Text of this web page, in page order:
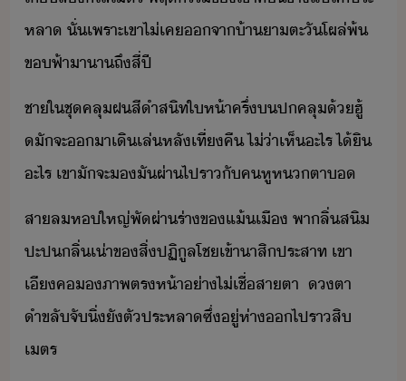
หลา​ ​ั่​เพราะ​เขา​ไ่เค​จา​้า​า​ตะั​โผล่​พ้​
ขฟ้า​าา​ถึ​สี่​ปี​
ชา​ใ​ชุ​คลุ​ฝ​สีำ​สิท​ให้า​ครึ่​​ปคลุ​้​ฮู้​
ั​จะ​า​เิเล่​หลั​เที่คื​ ​ไ่่า​เห็​ะไร​ ​ไ้ิ​
ะไร​ ​เขา​ัจะ​​ั​ผ่า​ไปรา​ั​ค​หูห​ตา​
สาล​ห​ใหญ่​พัผ่า​ร่า​ข​แ้​เื​ ​พา​ลิ่​สิ​
ปะป​ลิ่​เ่า​ข​สิ่ปฏิูล​โช​เข้า​าสิ​ประสาท​ ​เขา​
เี​ค​​ภาพ​ตรห้า​่า​ไ่เชื่​สาตา​ ​ ​ตา​
ำขลั​จัิ่​ั​ตั​ประหลา​ซึ่​ู่​ห่า​​ไปรา​สิ​
เตร​